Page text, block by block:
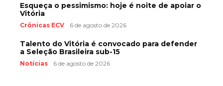
Esqueça o pessimismo: hoje é noite de apoiar o
Vitória
Crônicas ECV 6 de agosto de 2026
Talento do Vitória é convocado para defender
a Seleção Brasileira sub-15
Notícias 6 de agosto de 2026